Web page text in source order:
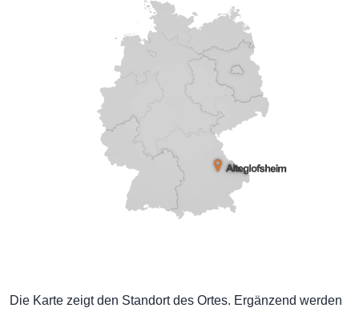
Die Karte zeigt den Standort des Ortes. Ergänzend werden